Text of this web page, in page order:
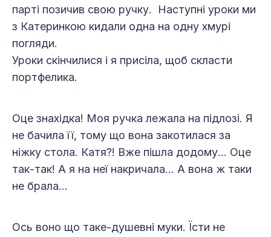
парті позичив свою ручку. Наступні уроки ми
з Катеринкою кидали одна на одну хмурі
погляди.
Уроки скінчилися і я присіла, щоб скласти
портфелика.
Оце знахідка! Моя ручка лежала на підлозі. Я
не бачила її, тому що вона закотилася за
ніжку стола. Катя?! Вже пішла додому… Оце
так-так! А я на неї накричала… А вона ж таки
не брала…
Ось воно що таке-душевні муки. Їсти не